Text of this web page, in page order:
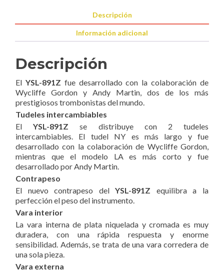
Descripción
Información adicional
Descripción
El YSL-891Z fue desarrollado con la colaboración de
Wycliffe Gordon y Andy Martin, dos de los más
prestigiosos trombonistas del mundo.
Tudeles intercambiables
ElYSL-891Z se distribuye con 2 tudeles
intercambiables. El tudel NY es más largo y fue
desarrollado con la colaboración de Wycliffe Gordon,
mientras que el modelo LA es más corto y fue
desarrollado por Andy Martin.
Contrapeso
El nuevo contrapeso delYSL-891Z equilibra a la
perfección el peso del instrumento.
Vara interior
La vara interna de plata niquelada y cromada es muy
duradera, con una rápida respuesta y enorme
sensibilidad. Además, se trata de una vara corredera de
una sola pieza.
Vara externa